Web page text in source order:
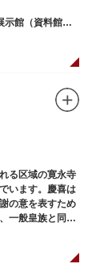
示館（資料館）
講座や講演会、
どの名品をたど
てはいかがでし
壁時計やステン
初めて来館する
本美術入門／た
う。
な庭園も。季節
す。
る区域の寛永寺
います。慶喜は
の意を表すため
一般皇族と同じ